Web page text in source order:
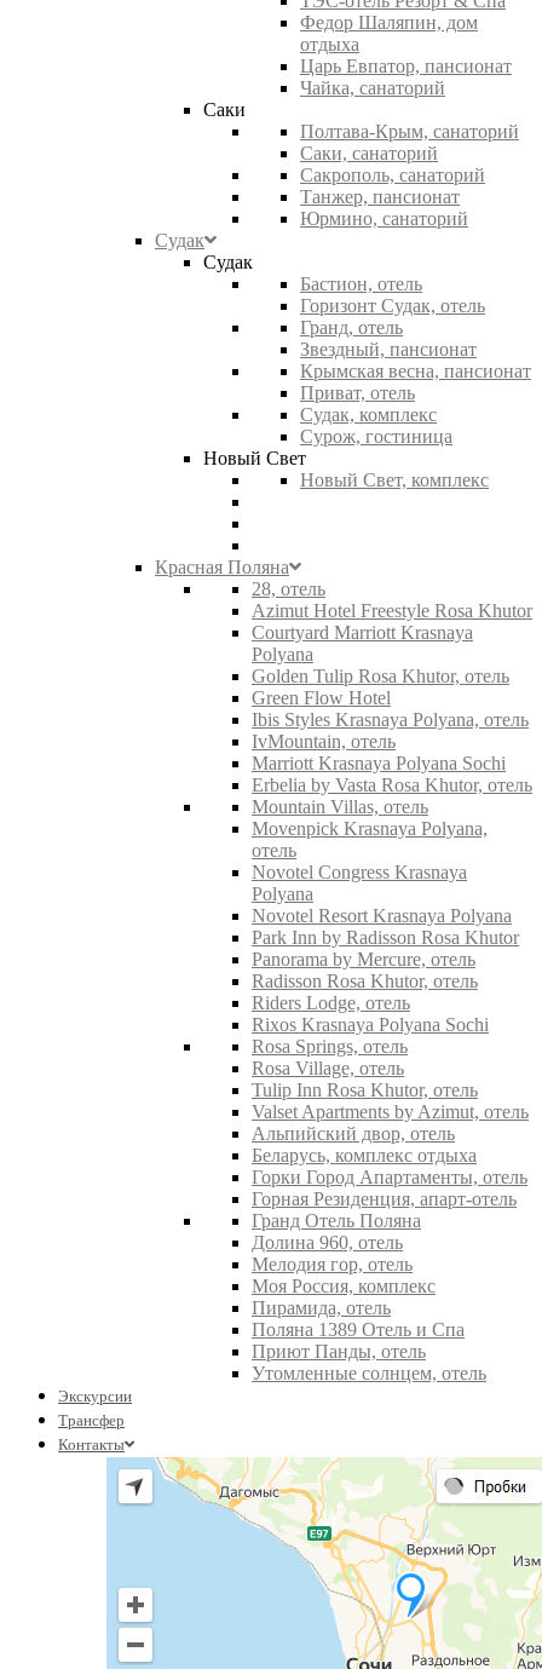
Федор Шаляпин, дом
отдыха
Царь Евпатор, пансионат
Чайка, санаторий
Саки
Полтава-Крым, санаторий
Саки, санаторий
Сакрополь, санаторий
Танжер, пансионат
Юрмино, санаторий
Судак
Судак
Бастион, отель
Горизонт Судак, отель
Гранд, отель
Звездный, пансионат
Крымская весна, пансионат
Приват, отель
Судак, комплекс
Сурож, гостиница
Новый Свет
Новый Свет, комплекс
Красная Поляна
28, отель
Azimut Hotel Freestyle Rosa Khutor
Courtyard Marriott Krasnaya
Polyana
Golden Tulip Rosa Khutor, отель
Green Flow Hotel
Ibis Styles Krasnaya Polyana, отель
IvMountain, отель
Marriott Krasnaya Polyana Sochi
Erbelia by Vasta Rosa Khutor, отель
Mountain Villas, отель
Movenpick Krasnaya Polyana,
отель
Novotel Congress Krasnaya
Polyana
Novotel Resort Krasnaya Polyana
Park Inn by Radisson Rosa Khutor
Panorama by Mercure, отель
Radisson Rosa Khutor, отель
Riders Lodge, отель
Rixos Krasnaya Polyana Sochi
Rosa Springs, отель
Rosa Village, отель
Tulip Inn Rosa Khutor, отель
Valset Apartments by Azimut, отель
Альпийский двор, отель
Беларусь, комплекс отдыха
Горки Город Апартаменты, отель
Горная Резиденция, апарт-отель
Гранд Отель Поляна
Долина 960, отель
Мелодия гор, отель
Моя Россия, комплекс
Пирамида, отель
Поляна 1389 Отель и Спа
Приют Панды, отель
Утомленные солнцем, отель
Экскурсии
Трансфер
Контакты